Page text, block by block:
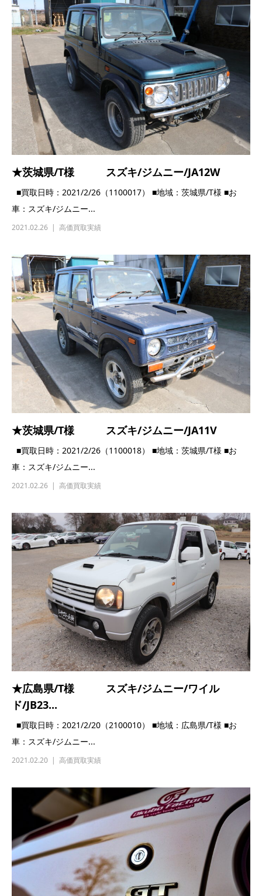
★茨城県/T様 スズキ/ジムニー/JA12W
■買取日時：2021/2/26（1100017） ■地域：茨城県/T様 ■お
車：スズキ/ジムニー...
2021.02.26 高価買取実績
★茨城県/T様 スズキ/ジムニー/JA11V
■買取日時：2021/2/26（1100018） ■地域：茨城県/T様 ■お
車：スズキ/ジムニー...
2021.02.26 高価買取実績
★広島県/T様 スズキ/ジムニー/ワイル
ド/JB23...
■買取日時：2021/2/20（2100010） ■地域：広島県/T様 ■お
車：スズキ/ジムニー...
2021.02.20 高価買取実績